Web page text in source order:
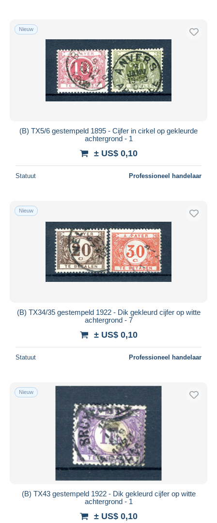
Nieuw
(B) TX5/6 gestempeld 1895 - Cijfer in cirkel op gekleurde
achtergrond - 1
± US$ 0,10
Statuut Professioneel handelaar
Nieuw
(B) TX34/35 gestempeld 1922 - Dik gekleurd cijfer op witte
achtergrond - 7
± US$ 0,10
Statuut Professioneel handelaar
Nieuw
(B) TX43 gestempeld 1922 - Dik gekleurd cijfer op witte
achtergrond - 1
± US$ 0,10